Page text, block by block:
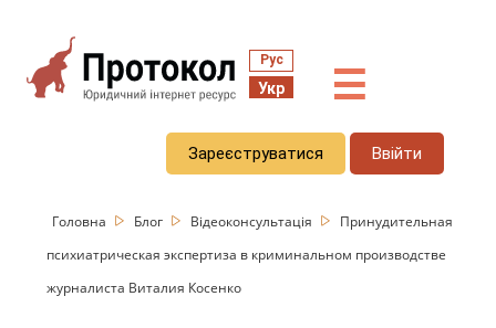
Рус
Укр ☰
Зареєструватися Ввійти
Головна Блог Відеоконсультація
Принудительная
психиатрическая экспертиза в криминальном производстве
журналиста Виталия Косенко